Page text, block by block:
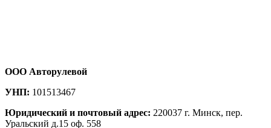
ООО Авторулевой
УНП: 101513467
Юридический и почтовый адрес: 220037 г. Минск, пер.
Уральский д.15 оф. 558